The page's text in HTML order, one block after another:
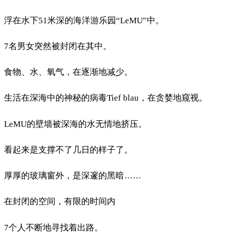
浮在水下51米深的海洋游乐园“LeMU”中。
7名男女突然被封闭在其中。
食物、水、氧气，在逐渐地减少。
生活在深海中的神秘的病毒Tief blau，在贪婪地窥视。
LeMU的壁墙被深海的水无情地挤压。
看起来是支撑不了几日的样子了。
厚厚的玻璃窗外，是深邃的黑暗……
在封闭的空间，有限的时间内
7个人不断地寻找着出路。